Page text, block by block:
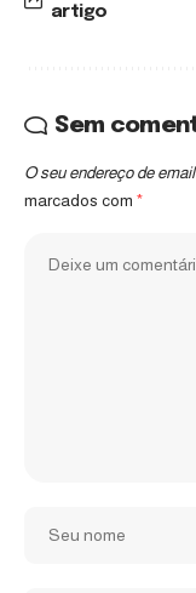
artigo
Sem
O seu endereço de
marcados com *